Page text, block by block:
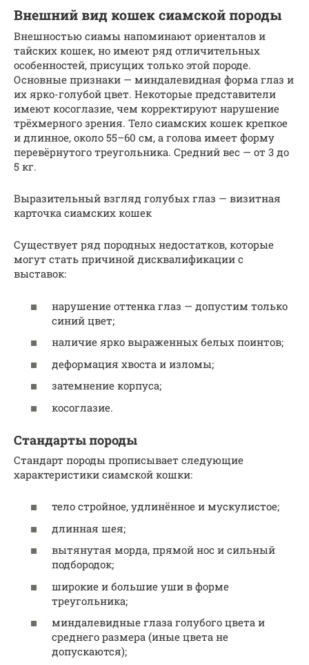
Внешний вид кошек сиамской породы
Внешностью сиамы напоминают ориенталов и
тайских кошек, но имеют ряд отличительных
особенностей, присущих только этой породе.
Основные признаки — миндалевидная форма глаз и
их ярко-голубой цвет. Некоторые представители
имеют косоглазие, чем корректируют нарушение
трёхмерного зрения. Тело сиамских кошек крепкое
и длинное, около 55–60 см, а голова имеет форму
перевёрнутого треугольника. Средний вес — от 3 до
5 кг.
Выразительный взгляд голубых глаз — визитная
карточка сиамских кошек
Существует ряд породных недостатков, которые
могут стать причиной дисквалификации с
выставок:
нарушение оттенка глаз — допустим только
синий цвет;
наличие ярко выраженных белых поинтов;
деформация хвоста и изломы;
затемнение корпуса;
косоглазие.
Стандарты породы
Стандарт породы прописывает следующие
характеристики сиамской кошки:
тело стройное, удлинённое и мускулистое;
длинная шея;
вытянутая морда, прямой нос и сильный
подбородок;
широкие и большие уши в форме
треугольника;
миндалевидные глаза голубого цвета и
среднего размера (иные цвета не
допускаются);